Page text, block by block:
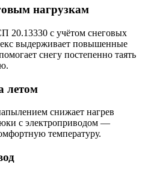
нагрузкам
20.13330 с учётом снеговых
выдерживает повышенные
снегу постепенно таять
летом
снижает нагрев
с электроприводом —
температуру.